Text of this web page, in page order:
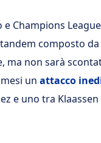
e Champions
composto da
ma non sarà
un attacco
e uno tra Klaassen